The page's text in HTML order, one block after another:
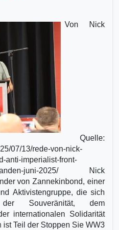
Von Nick
Quelle:
07/13/rede-von-nick-
anti-imperialist-front-
juni-2025/ Nick
von Zannekinbond, einer
Aktivistengruppe, die sich
Souveränität, dem
internationalen Solidarität
Teil der Stoppen Sie WW3